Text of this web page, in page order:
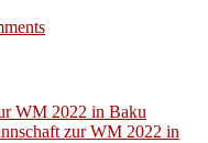
WM 2022 in Baku
zur WM 2022 in